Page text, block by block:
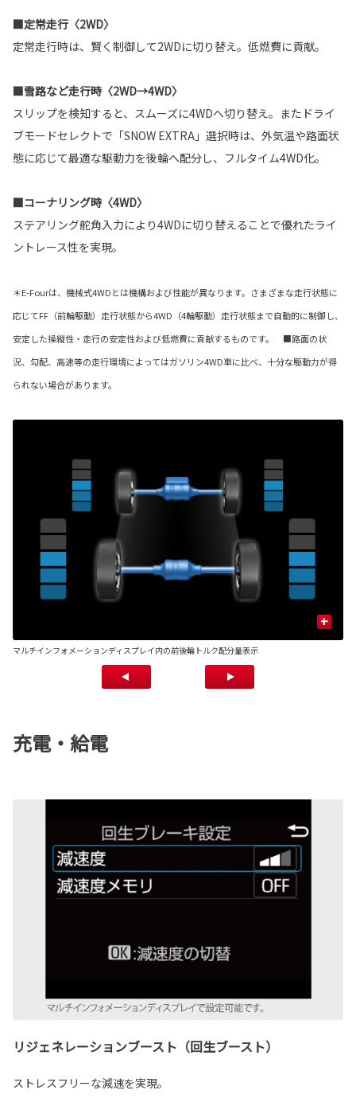
■定常走行〈2WD〉
定常走行時は、賢く制御して2WDに切り替え。低燃費に貢献。
■雪路など走行時〈2WD→4WD〉
スリップを検知すると、スムーズに4WDへ切り替え。またドライ
ブモードセレクトで「SNOW EXTRA」選択時は、外気温や路面状
態に応じて最適な駆動力を後輪へ配分し、フルタイム4WD化。
■コーナリング時〈4WD〉
ステアリング舵角入力により4WDに切り替えることで優れたライ
ントレース性を実現。
＊E-Fourは、機械式4WDとは機構および性能が異なります。さまざまな走行状態に
応じてFF（前輪駆動）走行状態から4WD（4輪駆動）走行状態まで自動的に制御し、
安定した操縦性・走行の安定性および低燃費に貢献するものです。 ■路面の状
況、勾配、高速等の走行環境によってはガソリン4WD車に比べ、十分な駆動力が得
られない場合があります。
+
マルチインフォメーションディスプレイ内の前後輪トルク配分量表示
充電・給電
リジェネレーションブースト（回生ブースト）
ストレスフリーな減速を実現。